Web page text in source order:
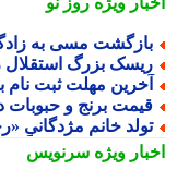
مسی به
بزرگ استقلال روی
مهلت ثبت نام
برنج و حبوبات در
خانم مژدگانیِِ
ویژهسرنویس